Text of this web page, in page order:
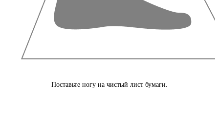
Поставьте ногу на чистый лист бумаги.